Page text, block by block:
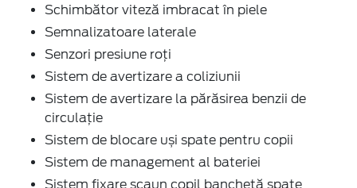
Schimbător viteză imbracat în piele
Semnalizatoare laterale
Senzori presiune roți
Sistem de avertizare a coliziunii
Sistem de avertizare la părăsirea benzii de
circulație
Sistem de blocare uși spate pentru copii
Sistem de management al bateriei
Sistem fixare scaun copil banchetă spate